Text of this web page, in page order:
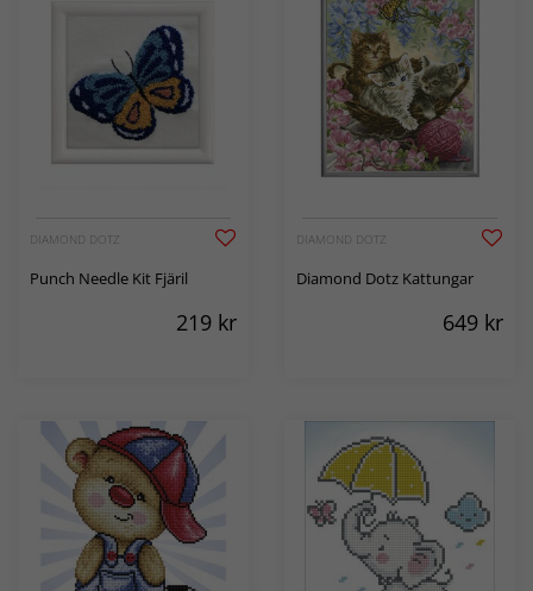
DIAMOND DOTZ
Punch Needle Kit Fjäril
219 kr
DIAMOND DOTZ
Diamond Dotz Kattungar
649 kr